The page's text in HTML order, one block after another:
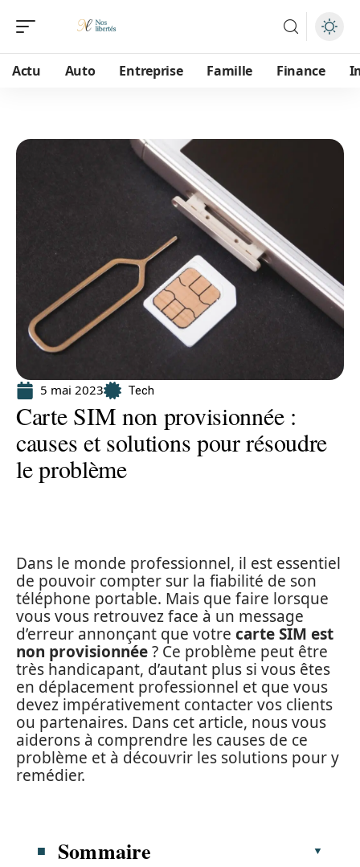
Actu Auto Entreprise Famille Finance
5 mai 2023 Tech
Carte SIM non provisionnée :
causes et solutions pour résoudre
le problème
Dans le monde professionnel, il est essentiel
de pouvoir compter sur la fiabilité de son
téléphone portable. Mais que faire lorsque
vous vous retrouvez face à un message
d’erreur annonçant que votre carte SIM est
non provisionnée? Ce problème peut être
très handicapant, d’autant plus si vous êtes
en déplacement professionnel et que vous
devez impérativement contacter vos clients
ou partenaires. Dans cet article, nous vous
aiderons à comprendre les causes de ce
problème et à découvrir les solutions pour y
remédier.
Sommaire